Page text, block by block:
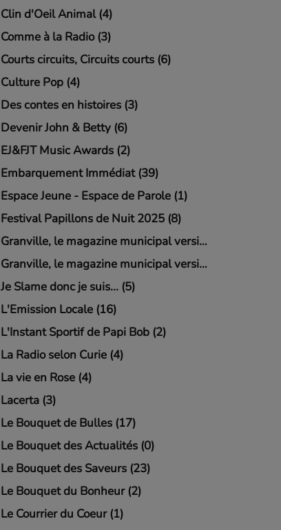
Clin d'Oeil Animal (4)
Comme à la Radio (3)
Courts circuits, Circuits courts (6)
Culture Pop (4)
Des contes en histoires (3)
Devenir John & Betty (6)
EJ&FJT Music Awards (2)
Embarquement Immédiat (39)
Espace Jeune - Espace de Parole (1)
Festival Papillons de Nuit 2025 (8)
Granville, le magazine municipal version chapitrée (6)
Granville, le magazine municipal version intégrale (1)
Je Slame donc je suis... (5)
L'Emission Locale (16)
L'Instant Sportif de Papi Bob (2)
La Radio selon Curie (4)
La vie en Rose (4)
Lacerta (3)
Le Bouquet de Bulles (17)
Le Bouquet des Actualités (0)
Le Bouquet des Saveurs (23)
Le Bouquet du Bonheur (2)
Le Courrier du Coeur (1)